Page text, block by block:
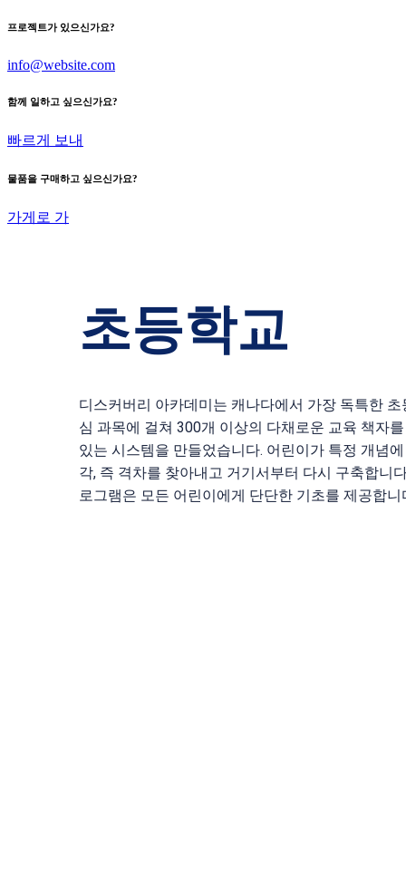
프로젝트가 있으신가요?
info@website.com
함께 일하고 싶으신가요?
빠르게 보내
물품을 구매하고 싶으신가요?
가게로 가
초등학교
디스커버리 아카데미는 캐나다에서 가장 독특한
심 과목에 걸쳐 300개 이상의 다채로운 교육 책자
있는 시스템을 만들었습니다. 어린이가 특정 개념
각, 즉 격차를 찾아내고 거기서부터 다시 구축합니
로그램은 모든 어린이에게 단단한 기초를 제공합니